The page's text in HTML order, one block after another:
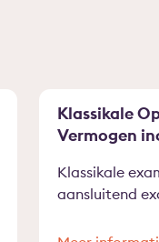
Klassikale
Vermogen
Klassikale
aansluitend